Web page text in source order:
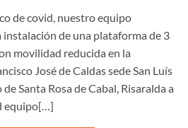
de covid, nuestro equipo
instalación de una plataforma de 3
movilidad reducida en la
José de Caldas sede San Luís
Santa Rosa de Cabal, Risaralda a
equipo[…]